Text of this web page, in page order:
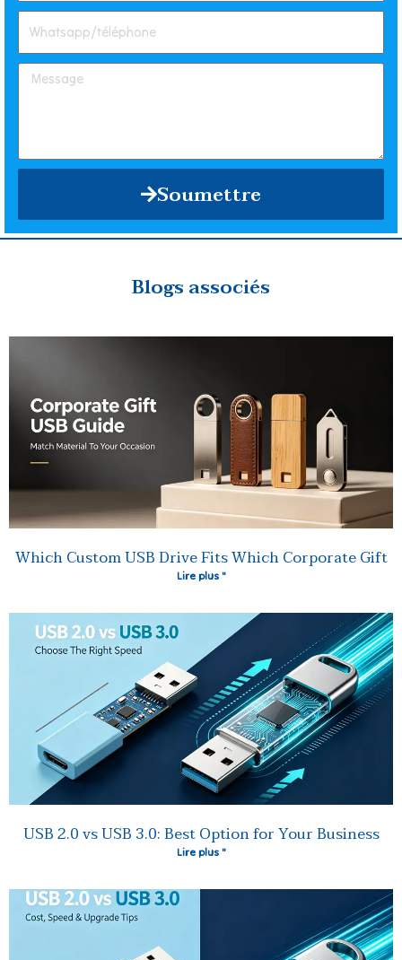
Soumettre
Blogs associés
Which Custom USB Drive Fits Which Corporate Gift
Lire plus "
USB 2.0 vs USB 3.0: Best Option for Your Business
Lire plus "